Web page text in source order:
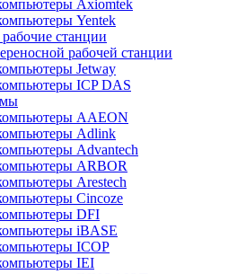
Axiomtek
Yentek
станции
рабочей станции
Jetway
ICP DAS
AAEON
Adlink
Advantech
ARBOR
Arestech
Cincoze
DFI
iBASE
ICOP
IEI